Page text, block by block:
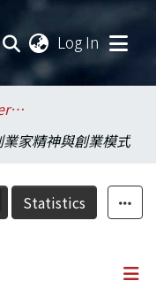
Log In
.National Taiwan University / 國立臺灣大學
家精神與創業模式
Statistics